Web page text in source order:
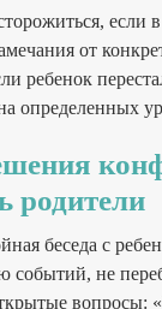
если
от
ребенок
определенных
родители
беседа с
событий, не
вопросы: